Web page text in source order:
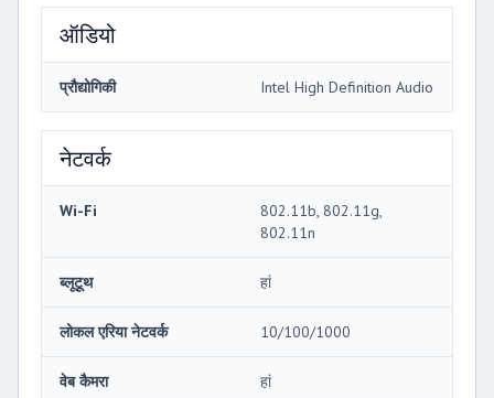
ऑडियो
प्रौद्योगिकी Intel High Definition Audio
नेटवर्क
Wi-Fi
802.11b, 802.11g,
802.11n
ब्लूटूथ हां
लोकल एरिया नेटवर्क 10/100/1000
वेब कैमरा हां